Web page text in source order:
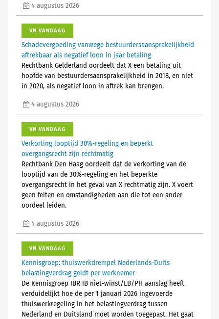
4 augustus 2026
VN VANDAAG
Schadevergoeding vanwege bestuurdersaansprakelijkheid
aftrekbaar als negatief loon in jaar betaling
Rechtbank Gelderland oordeelt dat X een betaling uit
hoofde van bestuurdersaansprakelijkheid in 2018, en niet
in 2020, als negatief loon in aftrek kan brengen.
4 augustus 2026
VN VANDAAG
Verkorting looptijd 30%-regeling en beperkt
overgangsrecht zijn rechtmatig
Rechtbank Den Haag oordeelt dat de verkorting van de
looptijd van de 30%-regeling en het beperkte
overgangsrecht in het geval van X rechtmatig zijn. X voert
geen feiten en omstandigheden aan die tot een ander
oordeel leiden.
4 augustus 2026
VN VANDAAG
Kennisgroep: thuiswerkdrempel Nederlands-Duits
belastingverdrag geldt per werknemer
De Kennisgroep IBR IB niet-winst/LB/PH aanslag heeft
verduidelijkt hoe de per 1 januari 2026 ingevoerde
thuiswerkregeling in het belastingverdrag tussen
Nederland en Duitsland moet worden toegepast. Het gaat